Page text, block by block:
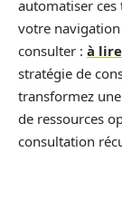
automatiser
votre
consulter : à
stratégie de
transformez
de ressources
consultation